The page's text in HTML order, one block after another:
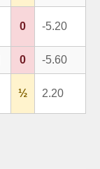
0 -5.20
0 -5.60
½ 2.20